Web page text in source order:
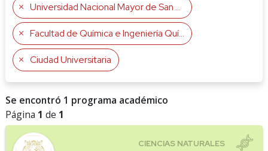
Universidad Nacional Mayor de San Marcos UNMSM
Facultad de Química e Ingeniería Química
Ciudad Universitaria
Se encontró 1 programa académico
Página 1 de 1